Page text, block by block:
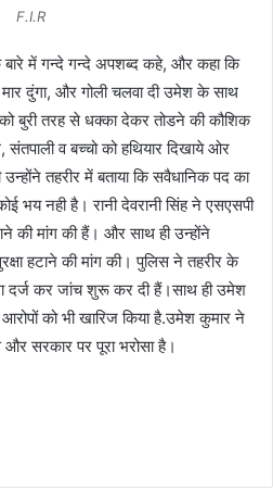
F.I.R
बारे में गन्दे गन्दे अपशब्द कहे, और कहा कि
मार दुंगा, और गोली चलवा दी उमेश के साथ
बुरी तरह से धक्का देकर तोडने की कौशिक
व बच्चो को हथियार दिखाये ओर
तहरीर में बताया कि सवैधानिक पद का
भय नही है। रानी देवरानी सिंह ने एसएसपी
की मांग की हैं। और साथ ही उन्होंने
हटाने की मांग की। पुलिस ने तहरीर के
दर्ज कर जांच शुरू कर दी हैं।साथ ही उमेश
को भी खारिज किया है.उमेश कुमार ने
और सरकार पर पूरा भरोसा है।